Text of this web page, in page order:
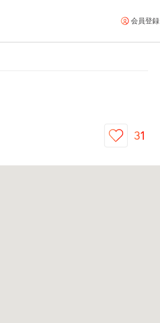
会員登録
31